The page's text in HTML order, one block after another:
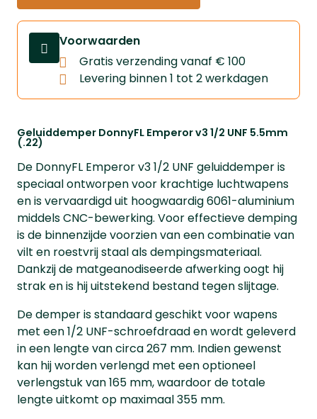
Geluiddemper DonnyFL Emperor v3 1/2 UNF 5.5mm
(.22)
De DonnyFL Emperor v3 1/2 UNF geluiddemper is
speciaal ontworpen voor krachtige luchtwapens
en is vervaardigd uit hoogwaardig 6061-aluminium
middels CNC-bewerking. Voor effectieve demping
is de binnenzijde voorzien van een combinatie van
vilt en roestvrij staal als dempingsmateriaal.
Dankzij de matgeanodiseerde afwerking oogt hij
strak en is hij uitstekend bestand tegen slijtage.
De demper is standaard geschikt voor wapens
met een 1/2 UNF-schroefdraad en wordt geleverd
in een lengte van circa 267 mm. Indien gewenst
kan hij worden verlengd met een optioneel
verlengstuk van 165 mm, waardoor de totale
lengte uitkomt op maximaal 355 mm.
Voorwaarden
Gratis verzending vanaf € 100
Levering binnen 1 tot 2 werkdagen